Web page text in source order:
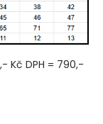
Kč DPH = 790,-